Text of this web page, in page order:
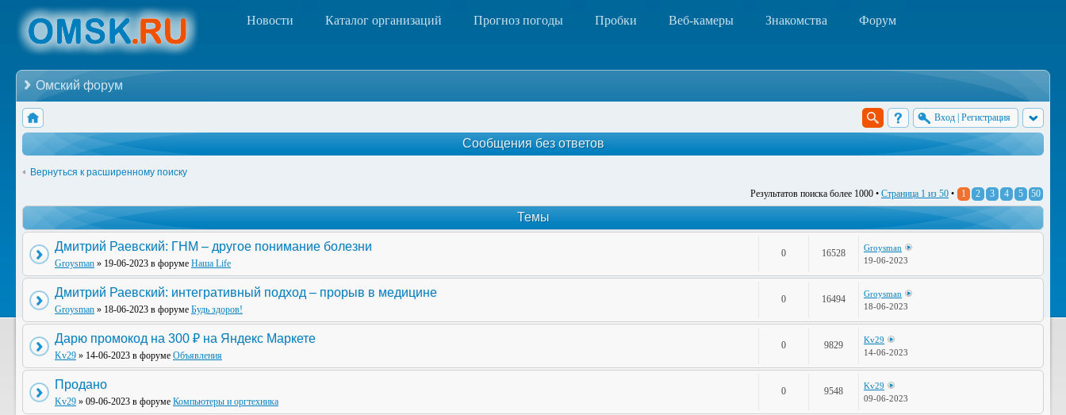
Новости Каталог организаций Прогноз погоды Пробки Веб-камеры Знакомства Форум
Омский форум
Вход Регистрация
Сообщения без ответов
Вернуться к расширенному поиску
Результатов поиска более 1000 • Страница 1 из 50 • 1 2 3 4 5 50
Темы
Дмитрий Раевский: ГНМ – другое понимание болезни
Groysman » 19-06-2023 в форуме Наша Life
0 16528
Groysman
19-06-2023
Дмитрий Раевский: интегративный подход – прорыв в медицине
Groysman » 18-06-2023 в форуме Будь здоров!
0 16494
Groysman
18-06-2023
Дарю промокод на 300 ₽ на Яндекс Маркете
Kv29 » 14-06-2023 в форуме Объявления
0 9829
Kv29
14-06-2023
Продано
Kv29 » 09-06-2023 в форуме Компьютеры и оргтехника
0 9548
Kv29
09-06-2023